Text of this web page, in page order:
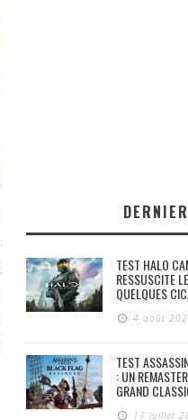
TEST HALO
RESSUSCITE
QUELQUES
4 août
TEST
: UN
GRAND
17 juillet